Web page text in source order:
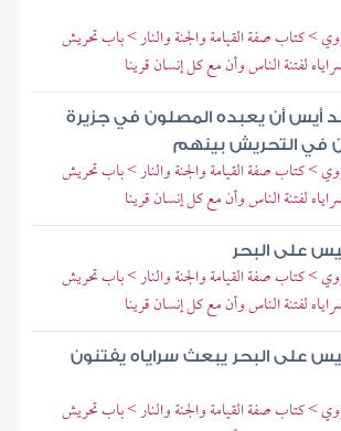
> كتاب صفة القيامة والجنة والنار > باب تحريش
لفتنة الناس وأن مع كل إنسان قرينا
أيس أن يعبده المصلون في جزيرة
في التحريش بينهم
> كتاب صفة القيامة والجنة والنار > باب تحريش
لفتنة الناس وأن مع كل إنسان قرينا
على البحر
> كتاب صفة القيامة والجنة والنار > باب تحريش
لفتنة الناس وأن مع كل إنسان قرينا
على البحر يبعث سراياه يفتنون
> كتاب صفة القيامة والجنة والنار > باب تحريش